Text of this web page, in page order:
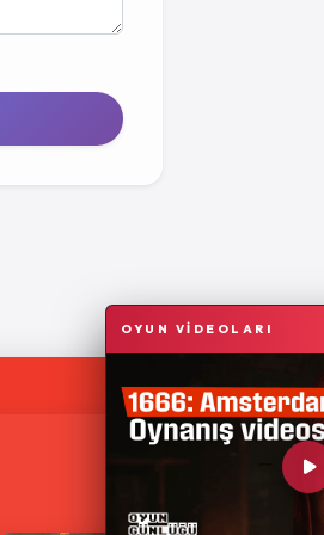
OYUN VİDEOLARI